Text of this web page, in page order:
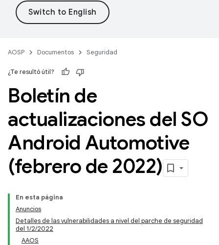
AOSP Documentos Seguridad
¿Te resultó útil?
Boletín de
actualizaciones del SO
Android Automotive
(febrero de 2022)
En esta página
Anuncios
Detalles de las vulnerabilidades a nivel del parche de seguridad
del 1/2/2022
AAOS